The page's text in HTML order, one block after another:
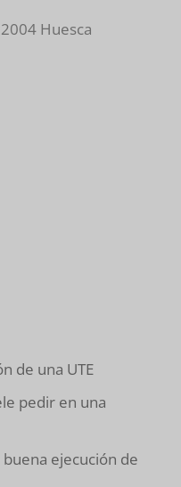
Huesca
de una UTE
pedir en una
ejecución de